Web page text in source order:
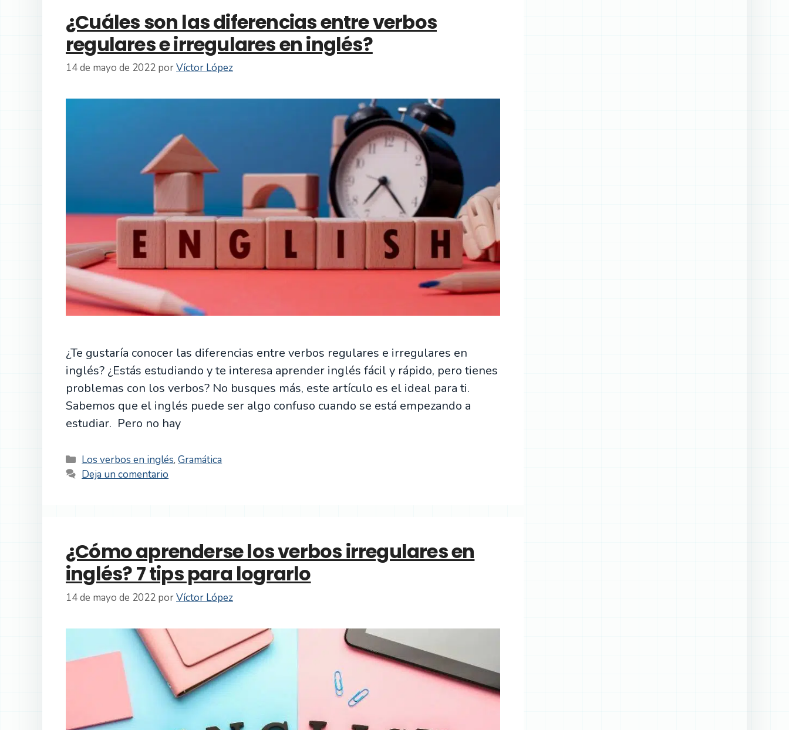
¿Cuáles son las diferencias entre verbos
regulares e irregulares en inglés?
14 de mayo de 2022 porVíctor López
¿Te gustaría conocer las diferencias entre verbos regulares e irregulares en
inglés? ¿Estás estudiando y te interesa aprender inglés fácil y rápido, pero tienes
problemas con los verbos? No busques más, este artículo es el ideal para ti.
Sabemos que el inglés puede ser algo confuso cuando se está empezando a
estudiar. Pero no hay
Categorías
Los verbos en inglés,Gramática
Deja un comentario
¿Cómo aprenderse los verbos irregulares en
inglés? 7 tips para lograrlo
14 de mayo de 2022 porVíctor López